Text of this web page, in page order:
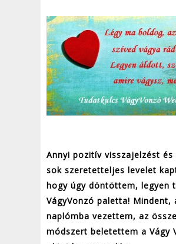
Annyi pozitív visszajelzést és
sok szeretetteljes levelet
hogy úgy döntöttem, legyen
VágyVonzó paletta! Mindent,
naplómba vezettem, az
módszert beletettem a Vágy